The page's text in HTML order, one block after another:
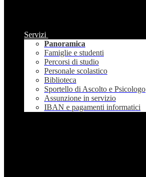
Servizi
Panoramica
Famiglie e studenti
Percorsi di studio
Personale scolastico
Biblioteca
Sportello di Ascolto e Psicologo
Assunzione in servizio
IBAN e pagamenti informatici